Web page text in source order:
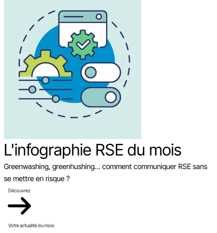
L'infographie RSE du mois
Greenwashing, greenhushing… comment communiquer RSE sans
se mettre en risque ?
Découvrez
Votre actualité du mois